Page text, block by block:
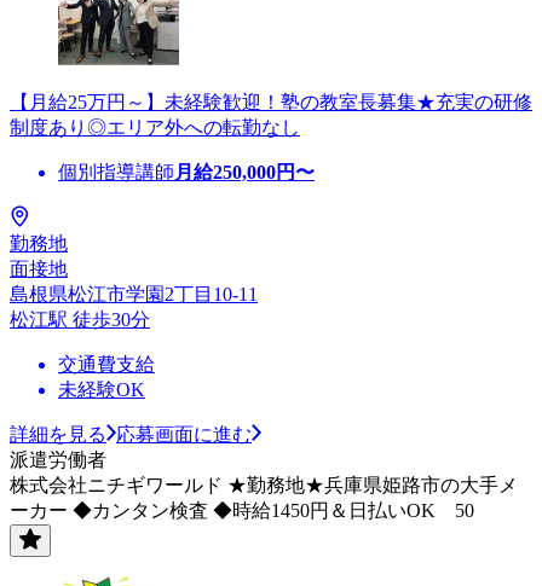
【月給25万円～】未経験歓迎！塾の教室長募集★充実の研修
制度あり◎エリア外への転勤なし
個別指導講師 月給250,000円〜
勤務地
面接地
島根県松江市学園2丁目10-11
松江駅 徒歩30分
交通費支給
未経験OK
詳細を見る
応募画面に進む
派遣労働者
株式会社ニチギワールド ★勤務地★兵庫県姫路市の大手メ
ーカー ◆カンタン検査 ◆時給1450円＆日払いOK 50